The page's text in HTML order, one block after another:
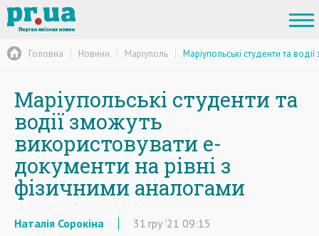
Головна Новини Маріуполь Маріупольські студенти та
Маріупольські студенти та
водії зможуть
використовувати е-
документи на рівні з
фізичними аналогами
Наталія Сорокіна 31 гру '21 09:15